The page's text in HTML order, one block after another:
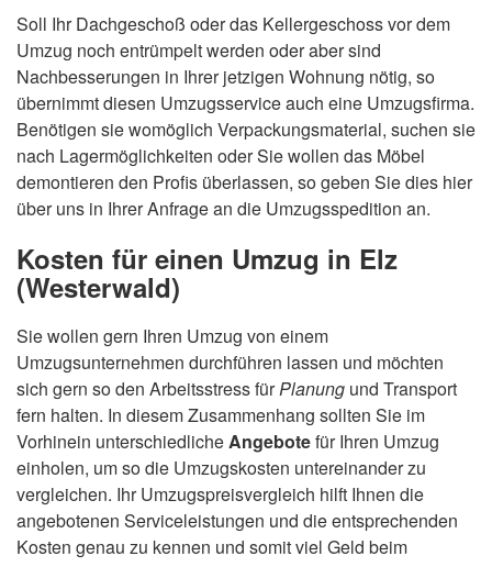
Soll Ihr Dachgeschoß oder das Kellergeschoss vor dem
Umzug noch entrümpelt werden oder aber sind
Nachbesserungen in Ihrer jetzigen Wohnung nötig, so
übernimmt diesen Umzugsservice auch eine Umzugsfirma.
Benötigen sie womöglich Verpackungsmaterial, suchen sie
nach Lagermöglichkeiten oder Sie wollen das Möbel
demontieren den Profis überlassen, so geben Sie dies hier
über uns in Ihrer Anfrage an die Umzugsspedition an.
Kosten für einen Umzug in Elz
(Westerwald)
Sie wollen gern Ihren Umzug von einem
Umzugsunternehmen durchführen lassen und möchten
sich gern so den Arbeitsstress fürPlanung und Transport
fern halten. In diesem Zusammenhang sollten Sie im
Vorhinein unterschiedlicheAngebotefür Ihren Umzug
einholen, um so die Umzugskosten untereinander zu
vergleichen. Ihr Umzugspreisvergleich hilft Ihnen die
angebotenen Serviceleistungen und die entsprechenden
Kosten genau zu kennen und somit viel Geld beim